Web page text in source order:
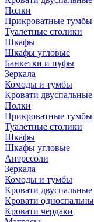
Полки
Прикроватные тумбы
Туалетные столики
Шкафы
Шкафы угловые
Банкетки и пуфы
Зеркала
Комоды и тумбы
Кровати двуспальные
Полки
Прикроватные тумбы
Туалетные столики
Шкафы
Шкафы угловые
Антресоли
Зеркала
Комоды и тумбы
Кровати двуспальные
Кровати
Кровати чердаки